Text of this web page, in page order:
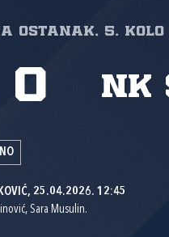
ostanak, 5. kolo
0
25.04.2026. 12:45
Sara Musulin.